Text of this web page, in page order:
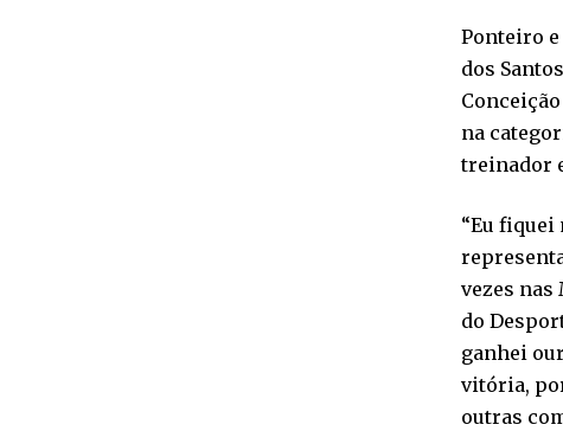
Ponteiro
dos
na
treinador
“Eu
vezes nas
do
ganhei
vitória,
outras